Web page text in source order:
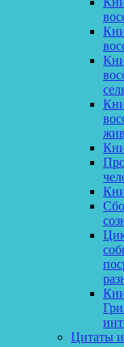
Цитаты